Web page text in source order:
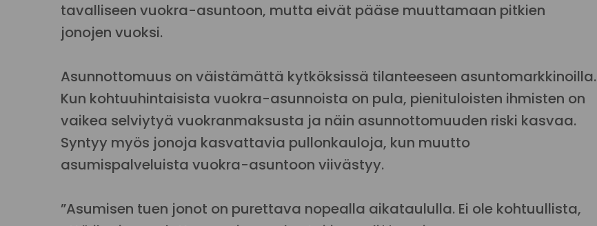
tavalliseen vuokra-asuntoon, mutta eivät pääse muuttamaan pitkien
jonojen vuoksi.
Asunnottomuus on väistämättä kytköksissä tilanteeseen asuntomarkkinoilla.
Kun kohtuuhintaisista vuokra-asunnoista on pula, pienituloisten ihmisten on
vaikea selviytyä vuokranmaksusta ja näin asunnottomuuden riski kasvaa.
Syntyy myös jonoja kasvattavia pullonkauloja, kun muutto
asumispalveluista vuokra-asuntoon viivästyy.
”Asumisen tuen jonot on purettava nopealla aikataululla. Ei ole kohtuullista,